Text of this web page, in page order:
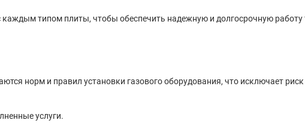
типом плиты, чтобы обеспечить надежную и долгосрочную работу
норм и правил установки газового оборудования, что исключает риск
услуги.